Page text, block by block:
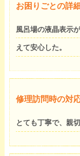
お困りごとの詳
風呂場の液晶表示
えて安心した。
修理訪問時の対
とても丁寧で、親切